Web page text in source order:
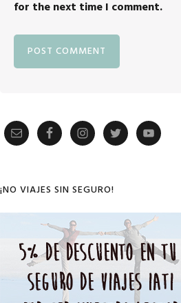
for the next time I comment.
Primary
¡NO VIAJES SIN SEGURO!